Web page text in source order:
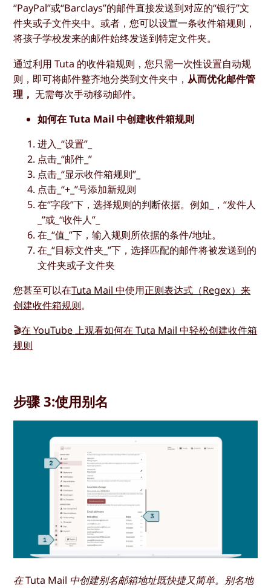
“PayPal”或“Barclays”的邮件直接发送到对应的“银行”文
件夹或子文件夹中。或者，您可以设置一条收件箱规则，
将孩子学校发来的邮件始终发送到特定文件夹。
通过利用 Tuta 的收件箱规则，您只需一次性设置自动规
则，即可将邮件整齐地分类到文件夹中， 从而优化邮件管
理， 无需每次手动移动邮件。
如何在 Tuta Mail 中创建收件箱规则
进入_“设置”_
点击_“邮件_”
点击_“显示收件箱规则”_
点击_“+_”号添加新规则
在“字段”下，选择规则的判断依据。例如_，“发件人
_”或_“收件人”_
在_“值_”下，输入规则所依据的条件/地址。
在_“目标文件夹_”下，选择匹配的邮件将被发送到的
文件夹或子文件夹
您甚至可以在Tuta Mail 中使用正则表达式（Regex）来
创建收件箱规则。
🎬在 YouTube 上观看如何在 Tuta Mail 中轻松创建收件箱
规则
步骤 3:使用别名
在 Tuta Mail 中创建别名邮箱地址既快捷又简单。别名地